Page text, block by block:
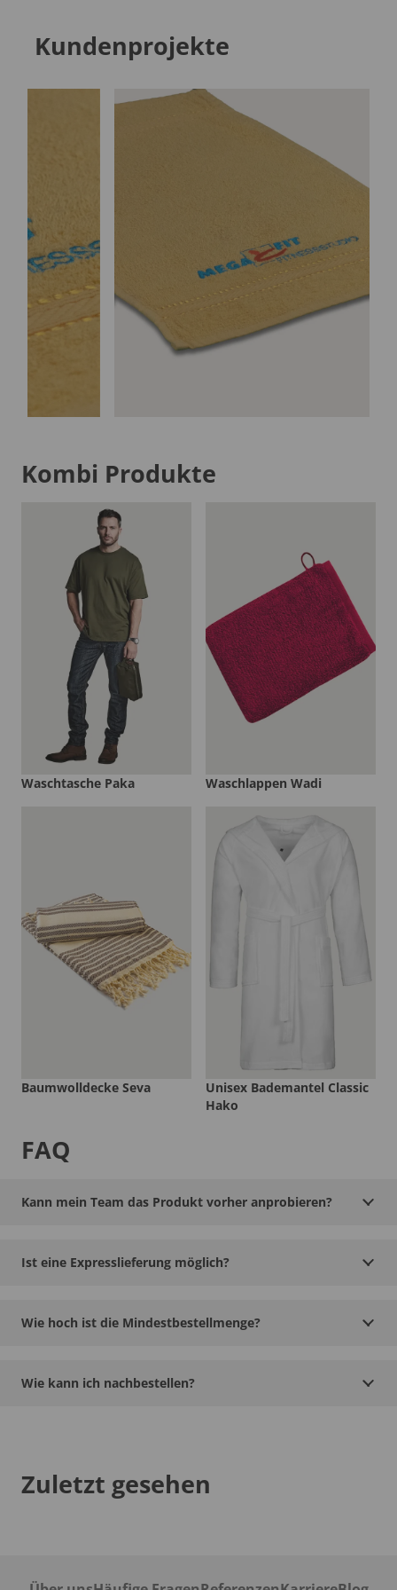
Kundenprojekte
Kombi Produkte
Waschtasche Paka Waschlappen Wadi
Baumwolldecke Seva
Unisex Bademantel Classic
Hako
FAQ
Kann mein Team das Produkt vorher anprobieren?
Ist eine Expresslieferung möglich?
Wie hoch ist die Mindestbestellmenge?
Wie kann ich nachbestellen?
Zuletzt gesehen